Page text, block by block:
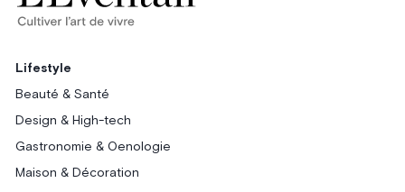
Lifestyle
Beauté & Santé
Design & High-tech
Gastronomie & Oenologie
Maison & Décoration